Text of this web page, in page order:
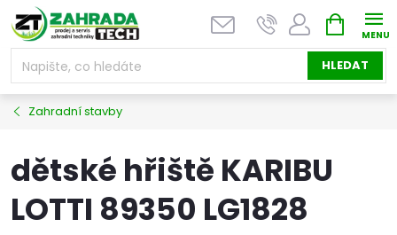
Přejít
na
obsah
HLEDAT
NÁKUPNÍ
KOŠÍK
Zahradní stavby
dětské hřiště KARIBU
LOTTI 89350 LG1828